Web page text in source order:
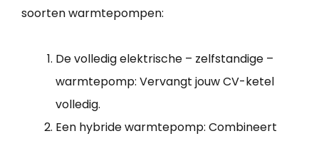
soorten warmtepompen:
De volledig elektrische – zelfstandige –
warmtepomp: Vervangt jouw CV-ketel
volledig.
Een hybride warmtepomp: Combineert